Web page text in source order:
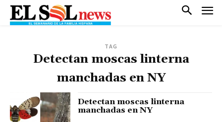
TAG
Detectan moscas linterna
manchadas en NY
Detectan moscas linterna
manchadas en NY